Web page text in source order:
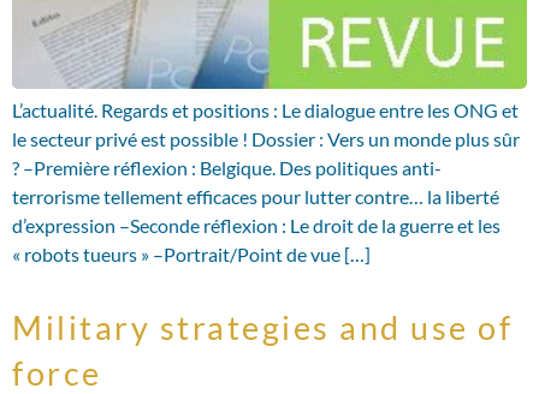
L’actualité. Regards et positions : Le dialogue entre les ONG et
le secteur privé est possible ! Dossier : Vers un monde plus sûr
? –Première réflexion : Belgique. Des politiques anti-
terrorisme tellement efficaces pour lutter contre… la liberté
d’expression –Seconde réflexion : Le droit de la guerre et les
« robots tueurs » –Portrait/Point de vue […]
Military strategies and use of
force